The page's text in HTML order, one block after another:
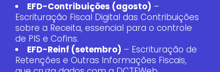
EFD-Contribuições (agosto) –
Escrituração Fiscal Digital das Contribuições
sobre a Receita, essencial para o controle
de PIS e Cofins.
EFD-Reinf (setembro) – Escrituração de
Retenções e Outras Informações Fiscais,